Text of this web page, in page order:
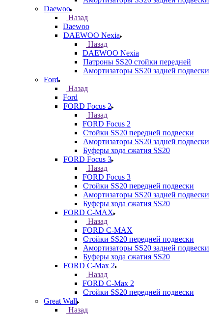
Daewoo
Назад
Daewoo
DAEWOO Nexia
Назад
DAEWOO Nexia
Патроны SS20 стойки передней
Амортизаторы SS20 задней подвески
Ford
Назад
Ford
FORD Focus 2
Назад
FORD Focus 2
Стойки SS20 передней подвески
Амортизаторы SS20 задней подвески
Буферы хода сжатия SS20
FORD Focus 3
Назад
FORD Focus 3
Стойки SS20 передней подвески
Амортизаторы SS20 задней подвески
Буферы хода сжатия SS20
FORD С-MAX
Назад
FORD С-MAX
Стойки SS20 передней подвески
Амортизаторы SS20 задней подвески
Буферы хода сжатия SS20
FORD C-Max 2
Назад
FORD C-Max 2
Стойки SS20 передней подвески
Great Wall
Назад